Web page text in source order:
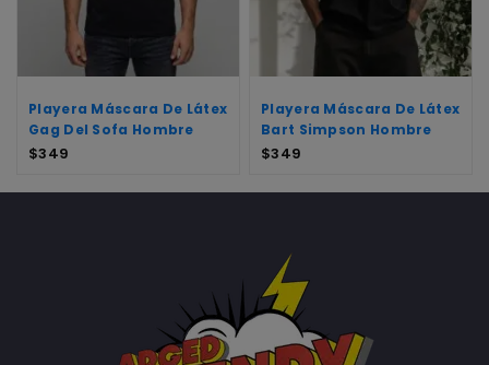
Playera Máscara De Látex
Gag Del Sofa Hombre
$349
Playera Máscara De Látex
Bart Simpson Hombre
$349